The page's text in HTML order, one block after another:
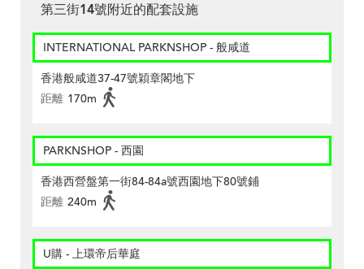
第三街14號附近的配套設施
INTERNATIONAL PARKNSHOP - 般咸道
香港般咸道37-47號穎章閣地下
距離 170m
PARKNSHOP - 西園
香港西營盤第一街84-84a號西園地下80號鋪
距離 240m
U購 - 上環帝后華庭